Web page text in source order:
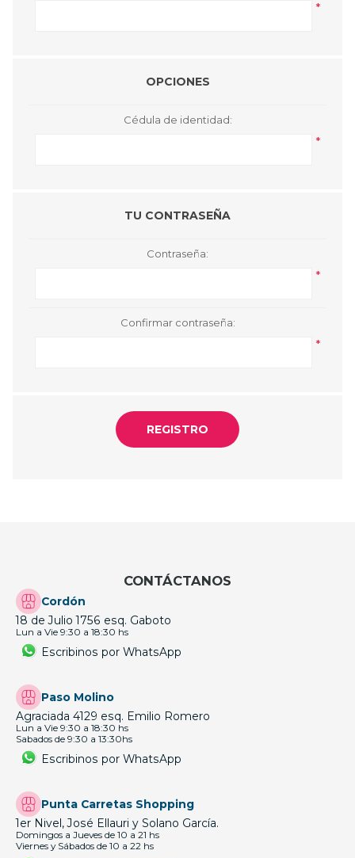
*
OPCIONES
Cédula de identidad:
*
TU CONTRASEÑA
Contraseña:
*
Confirmar contraseña:
*
CONTÁCTANOS
Cordón
18 de Julio 1756 esq. Gaboto
Lun a Vie 9:30 a 18:30 hs
Escribinos por WhatsApp
Paso Molino
Agraciada 4129 esq. Emilio Romero
Lun a Vie 9:30 a 18:30 hs
Sabados de 9:30 a 13:30hs
Escribinos por WhatsApp
Punta Carretas Shopping
1er Nivel, José Ellauri y Solano García.
Domingos a Jueves de 10 a 21 hs
Viernes y Sábados de 10 a 22 hs